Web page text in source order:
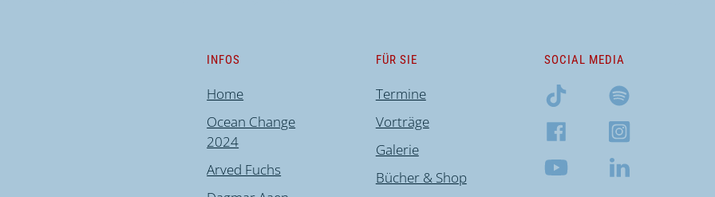
INFOS
Home
Ocean Change
2024
Arved Fuchs
FÜR SIE
Termine
Vorträge
Galerie
Bücher & Shop
SOCIAL MEDIA